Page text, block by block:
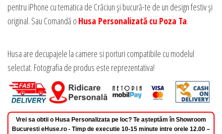
pentru iPhone cu tematica de Crăciun și bucură-te de un design festiv și
original. Sau Comandă o Husa Personalizată cu Poza Ta.
Husa are decupajele la camere si porturi compatibile cu modelul
selectat. Fotografia de produs este reprezentativa!
Vrei sa obtii o Husa Personalizata pe loc? Te așteptăm în Showroom
Bucuresti eHuse.ro - Timp de executie 10-15 minute intre orele 12.00 –